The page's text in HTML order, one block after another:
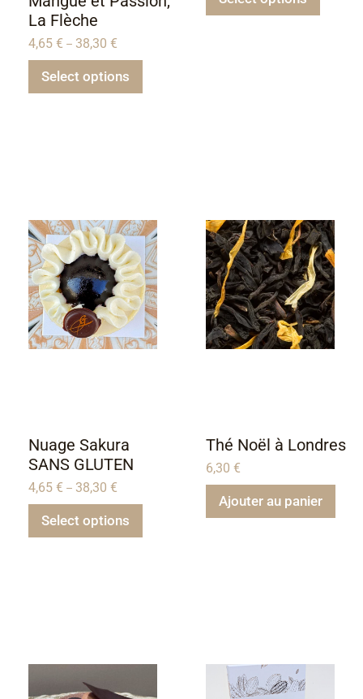
La Flèche
4,65 € – 38,30 €
Select options
Nuage Sakura
SANS GLUTEN
4,65 € – 38,30 €
Select options
Thé Noël à Londres
6,30 €
Ajouter au panier